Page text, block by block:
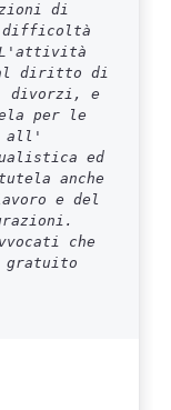
di
difficoltà
L'attività
al diritto di
divorzi, e
per le
all'
ed
anche
e del
che
gratuito